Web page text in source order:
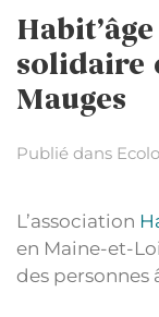
solidaire
Mauges
Publié dans
L’association
en Maine-et-
des personnes